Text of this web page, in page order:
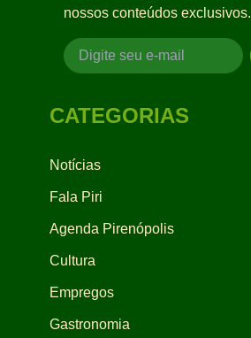
nossos conteúdos exclusivos.
CATEGORIAS
Notícias
Fala Piri
Agenda Pirenópolis
Cultura
Empregos
Gastronomia